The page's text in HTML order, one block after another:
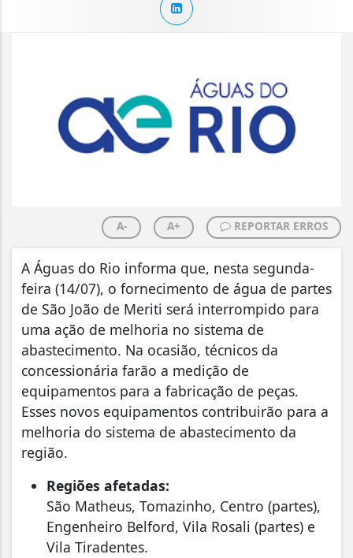
A- A+ REPORTAR ERROS
A Águas do Rio informa que, nesta segunda-
feira (14/07), o fornecimento de água de partes
de São João de Meriti será interrompido para
uma ação de melhoria no sistema de
abastecimento. Na ocasião, técnicos da
concessionária farão a medição de
equipamentos para a fabricação de peças.
Esses novos equipamentos contribuirão para a
melhoria do sistema de abastecimento da
região.
Regiões afetadas:
São Matheus, Tomazinho, Centro (partes),
Engenheiro Belford, Vila Rosali (partes) e
Vila Tiradentes.